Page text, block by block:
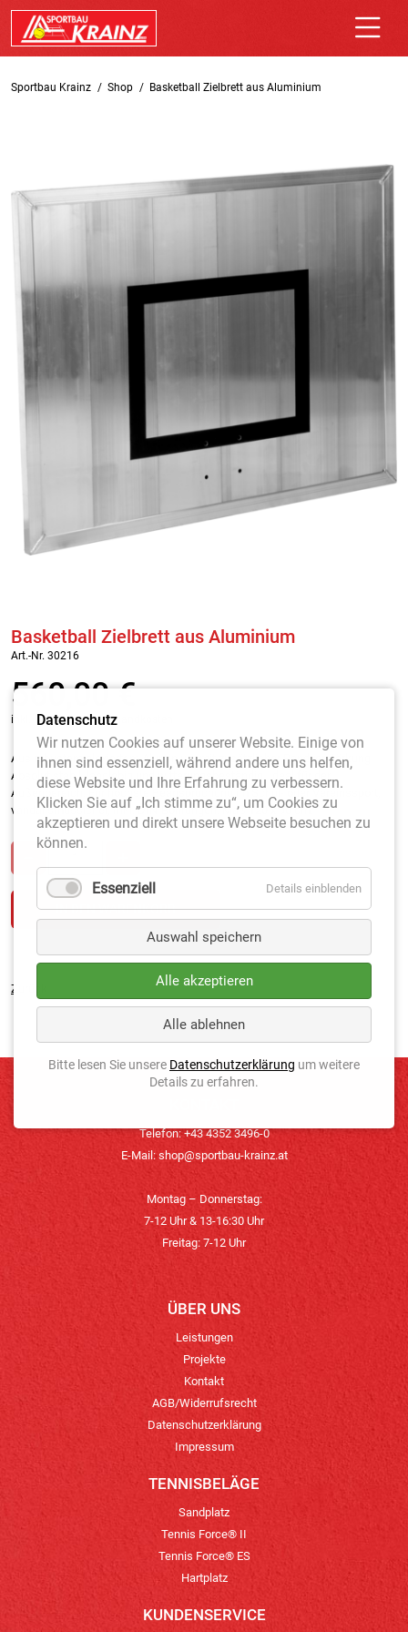
Sportbau Krainz Shop Basketball Zielbrett aus Aluminium
Basketball Zielbrett aus Aluminium
Art.-Nr. 30216
560,00€
inkl. MwSt. / zzgl. Versandkosten
Aus robustem eloxiertem Aluminium mit zusätzlicher Randverstärkung.
Absolut stabil, langlebig und witterungsbeständig. Ideal für den
Außenbereich. Für höchste Beanspruchung im Schul- oder Vereinssport,
vandalismussicher, Inkl. DIN-Bohrungen. Maß 120 x 90 cm.
Zurück
Telefon: +43 4352 3496-0
E-Mail:shop@sportbau-krainz.at
Montag – Donnerstag:
7-12 Uhr & 13-16:30 Uhr
Freitag: 7-12 Uhr
ÜBER UNS
Leistungen
Projekte
Kontakt
AGB/Widerrufsrecht
Datenschutzerklärung
Impressum
TENNISBELÄGE
Sandplatz
Tennis Force® II
Tennis Force® ES
Hartplatz
KUNDENSERVICE
Datenschutz
Wir nutzen Cookies auf unserer Website. Einige von
ihnen sind essenziell, während andere uns helfen,
diese Website und Ihre Erfahrung zu verbessern.
Klicken Sie auf „Ich stimme zu“, um Cookies zu
akzeptieren und direkt unsere Webseite besuchen zu
können.
Essenziell Details einblenden
Auswahl speichern
Alle akzeptieren
Alle ablehnen
Bitte lesen Sie unsere Datenschutzerklärung um weitere
Details zu erfahren.